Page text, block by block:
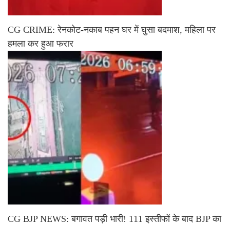
CG CRIME: रेनकोट-नकाब पहन घर में घुसा बदमाश, महिला पर
हमला कर हुआ फरार
CG BJP NEWS: बगावत पड़ी भारी! 111 इस्तीफों के बाद BJP का